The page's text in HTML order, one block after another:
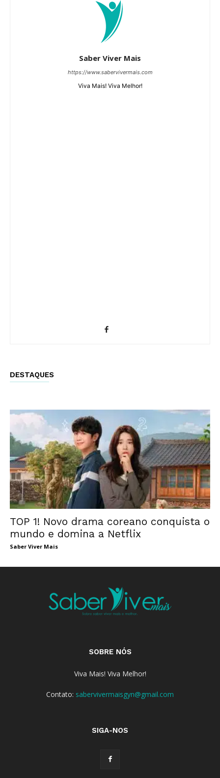
Saber Viver Mais
https://www.sabervivermais.com
Viva Mais! Viva Melhor!
DESTAQUES
TOP 1! Novo drama coreano conquista o
mundo e domina a Netflix
Saber Viver Mais
SOBRE NÓS
Viva Mais! Viva Melhor!
Contato: sabervivermaisgyn@gmail.com
SIGA-NOS